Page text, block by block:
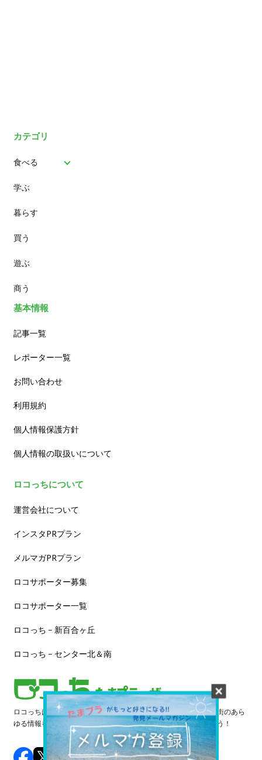
カテゴリ
食べる
パン
スイーツ
ランチ
カフェ
学ぶ
暮らす
買う
遊ぶ
商う
基本情報
記事一覧
レポーター一覧
お問い合わせ
利用規約
個人情報保護方針
個人情報の取扱いについて
ロコっちについて
運営会社について
インスタPRプラン
メルマガPRプラン
ロコサポーター募集
ロコサポーター一覧
ロコっち – 新百合ヶ丘
ロコっち – センター北＆南
ロコっちは、あなたのジモト体験を豊かにする情報サイトです。街のあら
ゆる情報を収集し、日々更新しています。早速情報を探してみよう！